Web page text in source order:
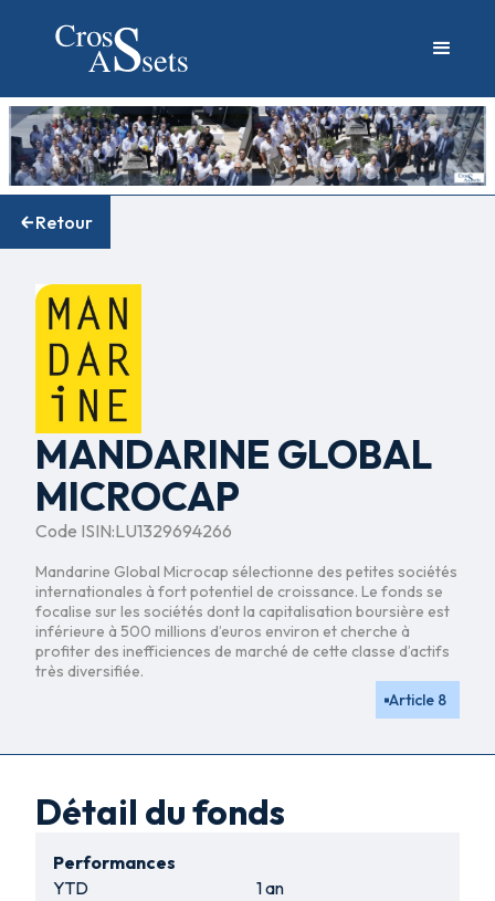
Retour
MANDARINE GLOBAL
MICROCAP
Code ISIN:LU1329694266
Mandarine Global Microcap sélectionne des petites sociétés
internationales à fort potentiel de croissance. Le fonds se
focalise sur les sociétés dont la capitalisation boursière est
inférieure à 500 millions d’euros environ et cherche à
profiter des inefficiences de marché de cette classe d’actifs
très diversifiée.
Article 8
Détail du fonds
Performances
YTD
1 an